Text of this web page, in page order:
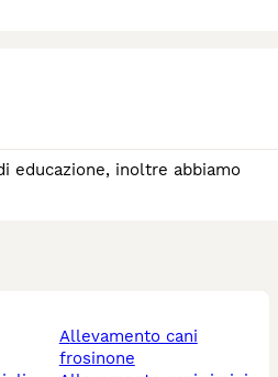
educazione, inoltre abbiamo
allevamento cani
frosinone